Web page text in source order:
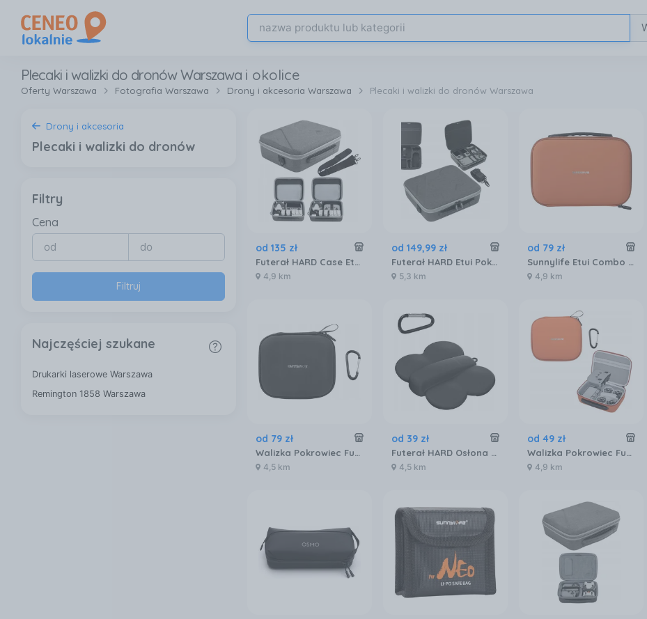
Plecaki i walizki do dronów Warszawa i okolice
Oferty Warszawa Fotografia Warszawa Drony i akcesoria Warszawa Plecaki i walizki do dronów Warszawa
Drony i akcesoria
Plecaki i walizki do dronów
Filtry
Cena
Filtruj
Najczęściej szukane
Drukarki laserowe Warszawa
Remington 1858 Warszawa
od 135 zł
Futerał HARD Case Etui Pokrowiec Walizka na Drona DJI MINI 4 PRO + Pilot + Akumulatory + Akcesoria / N4P-B698-D
4,9 km
od 149,99 zł
Futerał HARD Etui Pokrowiec na DJI Mini 5 Pro Pilot RC2 RC-N3 Akumulatory Combo XL / N5P-B088-D
5,3 km
od 79 zł
Sunnylife Etui Combo do DJI NEO Orange (NEB864C5907085520353)
4,9 km
od 79 zł
Walizka Pokrowiec Futerał Etui Case Osłona do na Drona DJI NEO + Akcesoria / NE-B862 Czarny
4,5 km
od 39 zł
Futerał HARD Osłona Case Etui Pokrowiec Walizka Torba do Drona DJI NEO / SN908
4,5 km
od 49 zł
Walizka Pokrowiec Futerał Etui Case Osłona do na Drona DJI NEO + Akcesoria / NE-B862 Pomarańczowy
4,9 km